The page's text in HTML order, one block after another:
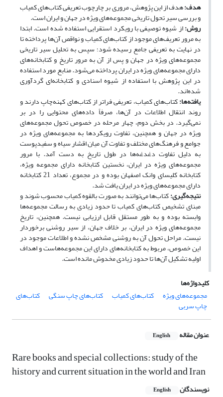
هدف:هدف از این پژوهش، مروری بر چارچوب تعریفی کتاب‌های کمیاب
و بررسی سیر تحول تاریخی مجموعه‌های ویژه در جهان و ایران است.
روش:از شیوه توصیفی با رویکرد استقرایی استفاده شده است.ابتدا
به مرور تعریف‌های موجود از کتاب‌های کمیاب و نواقص آن‌ها پرداخته تا
در نهایت به تعریفی جامع رسیده شود؛ سپس به تحلیل سیر تاریخی
مجموعه‌های ویژه در جهان و پس از آن به مرور تاریخ و کتابخانه‌های
دارای مجموعه‌های ویژه در ایران پرداخته می‌شود.منابع مورد استفاده
در این پژوهش با استفاده از شیوه اسنادی و کتابخانه‌ای گردآوری
شده‌اند.
یافته‌ها:کتاب‌های کمیاب، تعریفی فراتر از کتاب‌های کهنه‌چاپ دارند و
روند انتقال اطلاعات در آن‌ها، صرفاً داده‌های محتوایی را در بر
نمی‌گیرد. در بخش دوم، چهار مرحله در خصوص تحول مجموعه‌های
ویژه در جهان و همچنین، تفاوت رویکردها به مجموعه‌های ویژه در
جوامع و فرهنگ‌های مختلف و تفاوت آن میان اقشار سیاه‌ و سفیدپوست
به‌ دلیل تفاوت دغدغه‌ها در طول تاریخ به دست آمد. با مرور
مجموعه‌های ویژه در ایران، نخستین کتابخانه دارای مجموعه ویژه،
کتابخانه کلیسای وانک اصفهان بوده و در مجموع، تعداد 21 کتابخانه
دارای مجموعه‌های ویژه در ایران یافت شد.
نتیجه‌گیری:کتاب‌ها می‌توانند به ‌صورت بالقوه کمیاب محسوب شوند و
مبنای تشخیص کتاب‌های کمیاب تا حدود زیادی به رسالت مجموعه‌ها
وابسته بوده و به‌ طور مستقل قابل ارزیابی نیست.همچنین، تاریخ
مجموعه‌های ویژه در ایران، بر خلاف جهان، از سیر روشنی برخوردار
نیست.مراحل تحول آن به روشنی مشخص نشده و اطلاعات موجود در
این خصوص، مربوط به کتابخانه‌‌های دارای این مجموعه‌هاست و اهداف
اولیه تشکیل آن‌ها تا حدود زیادی مخدوش مانده است.
کلیدواژه‌ها
مجموعه‌های ویژه
کتاب‌های کمیاب کتاب‌های چاپ سنگی کتاب‌های
چاپ سربی
عنوان مقاله English
Rare books and special collections: study of the
history and current situation in the world and Iran
نویسندگان English